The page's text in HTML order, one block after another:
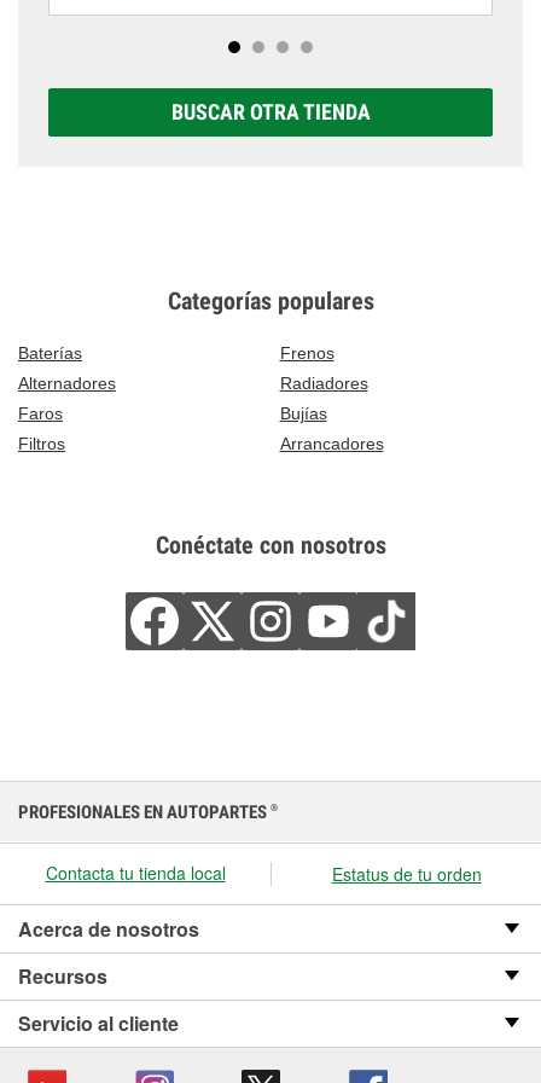
BUSCAR OTRA TIENDA
Categorías populares
Baterías
Frenos
Alternadores
Radiadores
Faros
Bujías
Filtros
Arrancadores
Conéctate con nosotros
PROFESIONALES EN AUTOPARTES ®
Contacta tu tienda local Estatus de tu orden
Acerca de nosotros
Recursos
Servicio al cliente